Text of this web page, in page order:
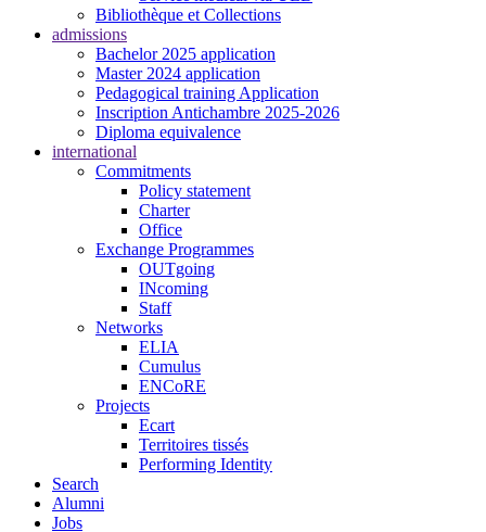
Bibliothèque et Collections
admissions
Bachelor 2025 application
Master 2024 application
Pedagogical training Application
Inscription Antichambre 2025-2026
Diploma equivalence
international
Commitments
Policy statement
Charter
Office
Exchange Programmes
OUTgoing
INcoming
Staff
Networks
ELIA
Cumulus
ENCoRE
Projects
Ecart
Territoires tissés
Performing Identity
Search
Alumni
Jobs